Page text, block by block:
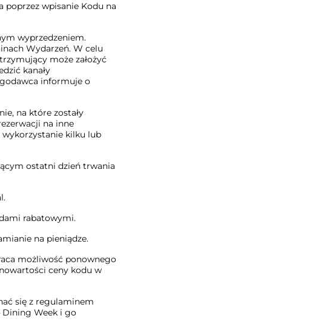
poprzez wpisanie Kodu na
wyprzedzeniem.
Wydarzeń. W celu
może założyć
kanały
informuje o
na które zostały
na inne
wykorzystanie kilku lub
ostatni dzień trwania
rabatowymi.
na pieniądze.
możliwość ponownego
ceny kodu w
się z regulaminem
Dining Week i go